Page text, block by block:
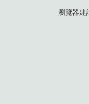
瀏覽器建